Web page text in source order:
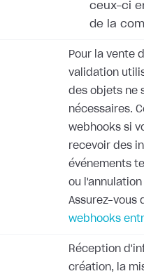
ceux-ci
de la
Pour la vente
validation
des objets ne
nécessaires.
webhooks si
recevoir des
événements
ou
Assurez-vous
webhooks
Réception
création, la